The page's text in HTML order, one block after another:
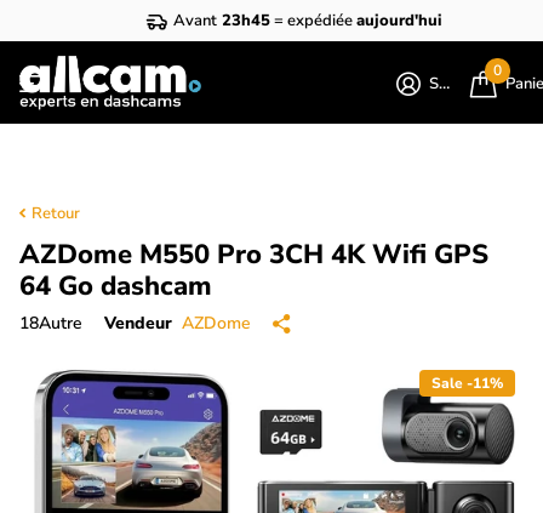
Avant 23h45= expédiéeaujourd'hui
S'identifier
0
Retour
AZDome M550 Pro 3CH 4K Wifi GPS
64 Go dashcam
18Autre Vendeur AZDome
Sale -11%